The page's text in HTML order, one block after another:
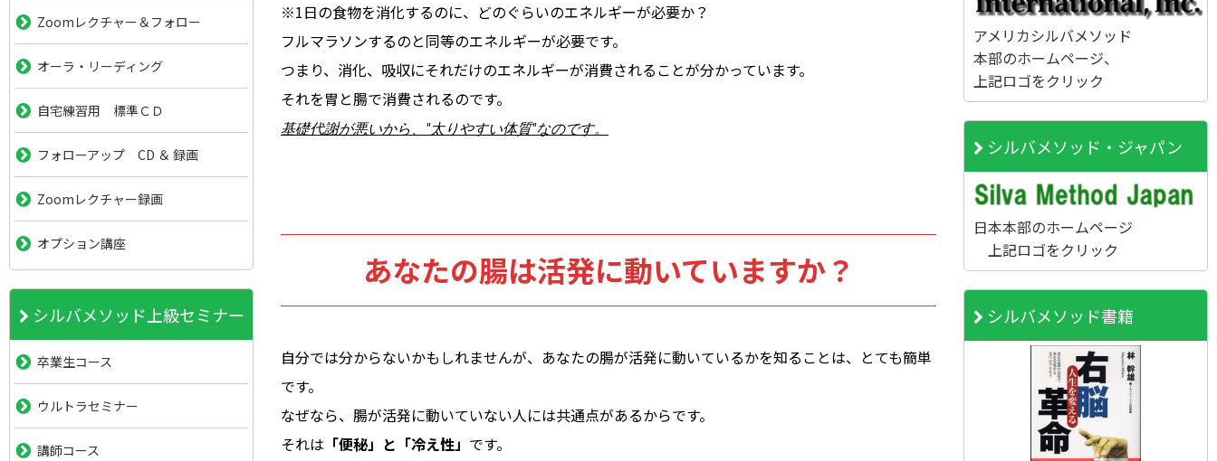
※1日の食物を消化するのに、どのぐらいのエネルギーが必要か？
フルマラソンするのと同等のエネルギーが必要です。
つまり、消化、吸収にそれだけのエネルギーが消費されることが分かっています。
それを胃と腸で消費されるのです。
基礎代謝が悪いから、"太りやすい体質"なのです。
あなたの腸は活発に動いていますか？
自分では分からないかもしれませんが、あなたの腸が活発に動いているかを知ることは、とても簡単
です。
なぜなら、腸が活発に動いていない人には共通点があるからです。
それは 「便秘」と「冷え性」 です。
Zoomレクチャー＆フォロー
オーラ・リーディング
自宅練習用 標準ＣＤ
フォローアップ CD ＆ 録画
Zoomレクチャー録画
オプション講座
シルバメソッド上級セミナー
卒業生コース
ウルトラセミナー
講師コース
アメリカシルバメソッド
本部のホームページ、
上記ロゴをクリック
シルバメソッド・ジャパン
日本本部のホームページ
上記ロゴをクリック
シルバメソッド書籍